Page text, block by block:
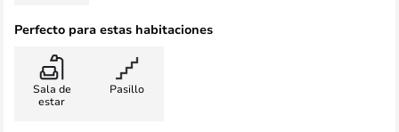
Perfecto para estas habitaciones
Sala de
estar
Pasillo